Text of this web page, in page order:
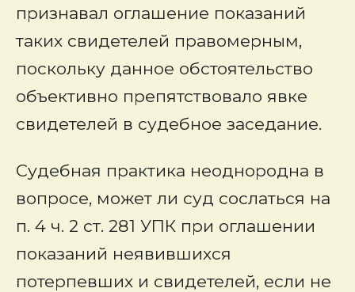
признавал оглашение показаний
таких свидетелей правомерным,
поскольку данное обстоятельство
объективно препятствовало явке
свидетелей в судебное заседание.
Судебная практика неоднородна в
вопросе, может ли суд сослаться на
п. 4 ч. 2 ст. 281 УПК при оглашении
показаний неявившихся
потерпевших и свидетелей, если не